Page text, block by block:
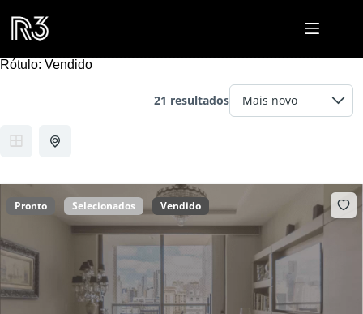
para
Rótulo: Vendido
21 resultados
Pronto Selecionados Vendido